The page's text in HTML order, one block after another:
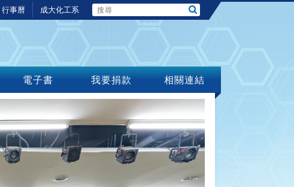
行事曆 成大化工系
電子書 我要捐款 相關連結